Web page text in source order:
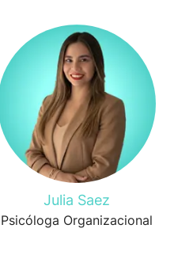
Julia Saez
Psicóloga Organizacional